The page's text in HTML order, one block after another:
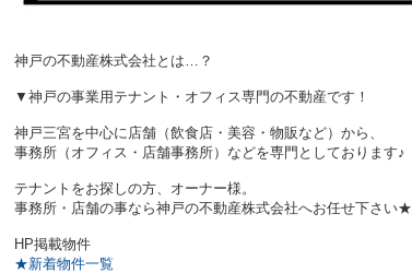
神戸の不動産株式会社とは…？
▼神戸の事業用テナント・オフィス専門の不動産です！
神戸三宮を中心に店舗（飲食店・美容・物販など）から、
事務所（オフィス・店舗事務所）などを専門としております♪
テナントをお探しの方、オーナー様。
事務所・店舗の事なら神戸の不動産株式会社へお任せ下さい★
HP掲載物件
★新着物件一覧